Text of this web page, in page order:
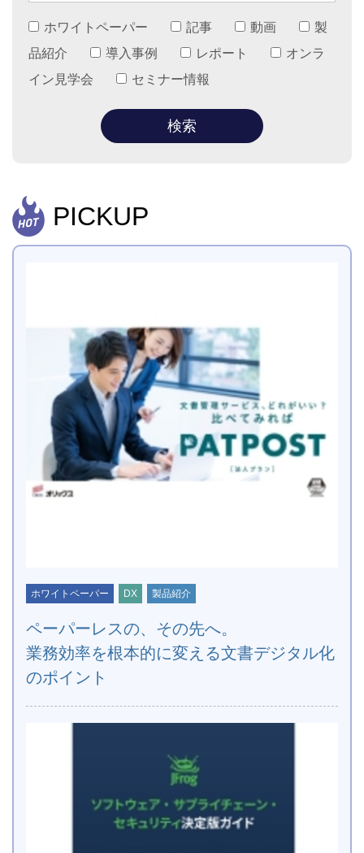
ホワイトペーパー 記事 動画
製
品紹介
導入事例 レポート
オンラ
イン見学会
セミナー情報
PICKUP
ホワイトペーパー DX 製品紹介
ペーパーレスの、その先へ。
業務効率を根本的に変える文書デジタル化
のポイント